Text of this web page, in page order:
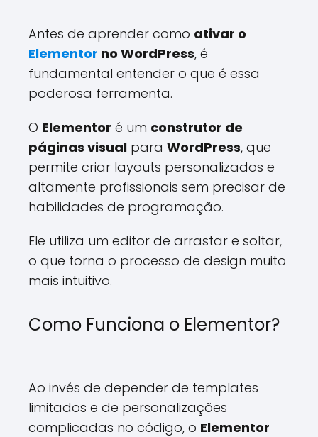
Antes de aprender como ativar o
Elementor no WordPress, é
fundamental entender o que é essa
poderosa ferramenta.
O Elementor é um construtor de
páginas visual para WordPress, que
permite criar layouts personalizados e
altamente profissionais sem precisar de
habilidades de programação.
Ele utiliza um editor de arrastar e soltar,
o que torna o processo de design muito
mais intuitivo.
Como Funciona o Elementor?
Ao invés de depender de templates
limitados e de personalizações
complicadas no código, o Elementor